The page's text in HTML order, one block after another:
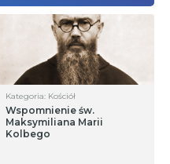
Kategoria: Kościół
Wspomnienie św.
Maksymiliana Marii
Kolbego